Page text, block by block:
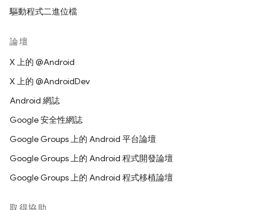
驅動程式二進位檔
論壇
X 上的 @Android
X 上的 @AndroidDev
Android 網誌
Google 安全性網誌
Google Groups 上的 Android 平台論壇
Google Groups 上的 Android 程式開發論壇
Google Groups 上的 Android 程式移植論壇
取得協助